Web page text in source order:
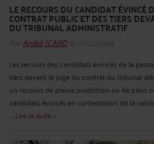
LE RECOURS DU CANDIDAT ÉVINCÉ
CONTRAT PUBLIC ET DES TIERS
DU TRIBUNAL ADMINISTRATIF
ParAndré ICARDle 22/12/2024
Les recours des candidats évincés de la
tiers devant le juge du contrat du tribunal
un recours de pleine juridiction ou de plein
candidats évincés en contestation de la
... Lire la suite >